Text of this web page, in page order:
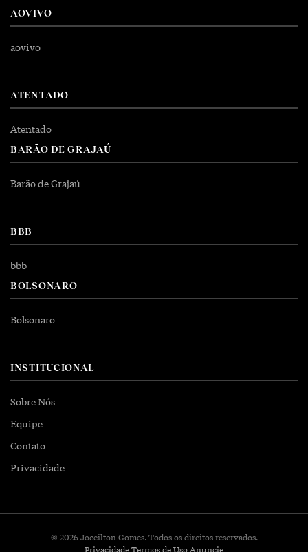
AOVIVO
aovivo
ATENTADO
Atentado
BARÃO DE GRAJAÚ
Barão de Grajaú
BBB
bbb
BOLSONARO
Bolsonaro
INSTITUCIONAL
Sobre Nós
Equipe
Contato
Privacidade
© 2026 Joceilton Gomes. Todos os direitos reservados.
PrivacidadeTermos de UsoAnuncie